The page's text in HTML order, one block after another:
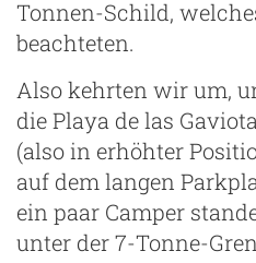
Tonnen-Schild,
beachteten.
Also kehrten wir um,
die Playa de las
(also in erhöhter
auf dem langen
ein paar Camper
unter der 7-Tonne-